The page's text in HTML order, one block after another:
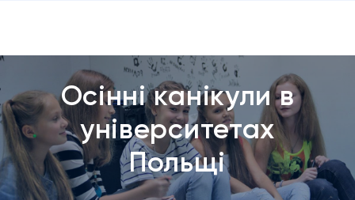
Осінні канікули в
університетах
Польщі